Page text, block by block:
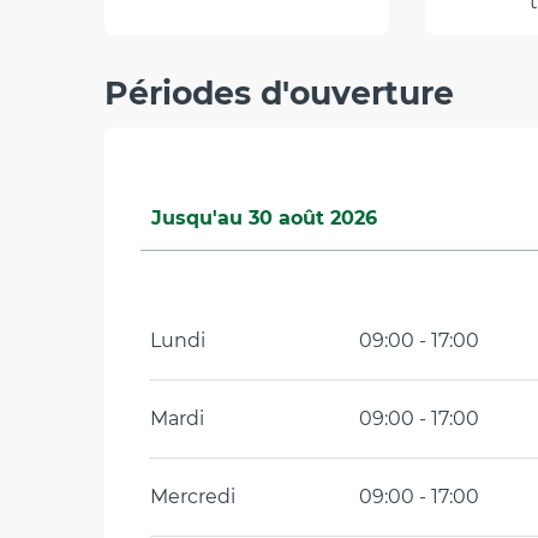
Périodes d'ouverture
Jusqu'au 30 août 2026
Lundi 09:00 - 17:00
Mardi 09:00 - 17:00
Mercredi 09:00 - 17:00